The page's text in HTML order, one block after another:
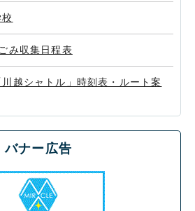
み収集日程表
越シャトル」時刻表・ルート案
バナー広告